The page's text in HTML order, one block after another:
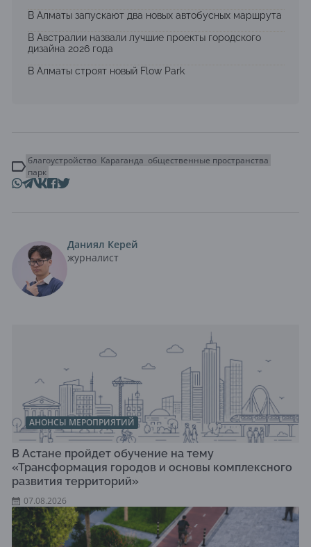
В Алматы запускают два новых автобусных маршрута
В Австралии назвали лучшие проекты городского
дизайна 2026 года
В Алматы строят новый Flow Park
благоустройство Караганда общественные пространства
парк
Даниял Керей
журналист
АНОНСЫ МЕРОПРИЯТИЙ
В Астане пройдет обучение на тему
«Трансформация городов и основы комплексного
развития территорий»
07.08.2026